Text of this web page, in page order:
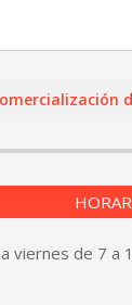
viernes de 7 a